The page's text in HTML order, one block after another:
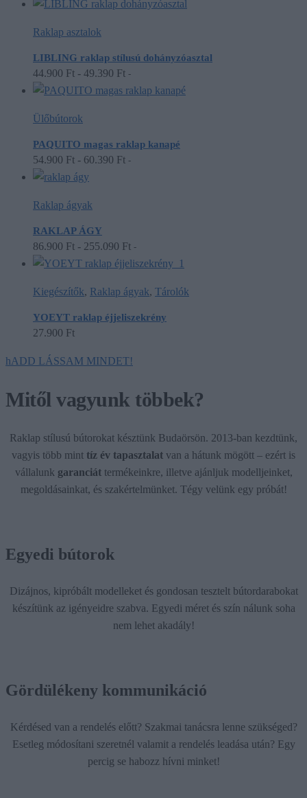
Raklap asztalok
LIBLING raklap stílusú dohányzóasztal
44.900 Ft - 49.390 Ft -
Ülőbútorok
PAQUITO magas raklap kanapé
54.900 Ft - 60.390 Ft -
Raklap ágyak
RAKLAP ÁGY
86.900 Ft - 255.090 Ft -
Kiegészítők, Raklap ágyak, Tárolók
YOEYT raklap éjjeliszekrény
27.900 Ft
hADD LÁSSAM MINDET!
Mitől vagyunk többek?
Raklap stílusú bútorokat késztünk Budaörsön. 2013-ban kezdtünk,
vagyis több mint tíz év tapasztalat van a hátunk mögött – ezért is
vállalunk garanciáttermékeinkre, illetve ajánljuk modelljeinket,
megoldásainkat, és szakértelmünket. Tégy velünk egy próbát!
Egyedi bútorok
Dizájnos, kipróbált modelleket és gondosan tesztelt bútordarabokat
készítünk az igényeidre szabva. Egyedi méret és szín nálunk soha
nem lehet akadály!
Gördülékeny kommunikáció
Kérdésed van a rendelés előtt? Szakmai tanácsra lenne szükséged?
Esetleg módosítani szeretnél valamit a rendelés leadása után? Egy
percig se habozz hívni minket!